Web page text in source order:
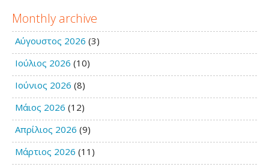
Monthly archive
Αύγουστος 2026 (3)
Ιούλιος 2026 (10)
Ιούνιος 2026 (8)
Μάιος 2026 (12)
Απρίλιος 2026 (9)
Μάρτιος 2026 (11)